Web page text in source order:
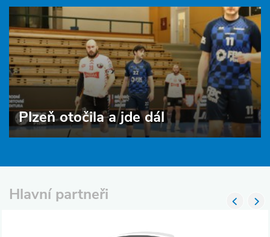
Plzeň otočila a jde dál
Hlavní partneři